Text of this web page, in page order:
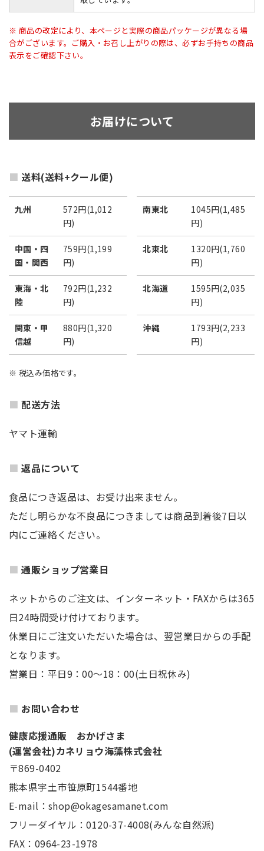
※ 商品の改定により、本ページと実際の商品パッケージが異なる場
合がございます。ご購入・お召し上がりの際は、必ずお手持ちの商品
表示をご確認下さい。
お届けについて
送料(送料+クール便)
九州
572円(1,012
円)
中国・四
国・関西
759円(1,199
円)
東海・北
陸
792円(1,232
円)
関東・甲
信越
880円(1,320
円)
南東北
1045円(1,485
円)
北東北
1320円(1,760
円)
北海道
1595円(2,035
円)
沖縄
1793円(2,233
円)
※ 税込み価格です。
配送方法
ヤマト運輸
返品について
食品につき返品は、お受け出来ません。
ただし明らかな不良品につきましては商品到着後7日以
内にご連絡ください。
通販ショップ営業日
ネットからのご注文は、インターネット・FAXからは365
日24時間受け付けております。
休業日にご注文いただいた場合は、翌営業日からの手配
となります。
営業日：平日9：00～18：00(土日祝休み)
お問い合わせ
健康応援通販 おかげさま
(運営会社)カネリョウ海藻株式会社
〒869-0402
熊本県宇土市笹原町1544番地
E-mail：shop@okagesamanet.com
フリーダイヤル：0120-37-4008(みんな自然派)
FAX：0964-23-1978